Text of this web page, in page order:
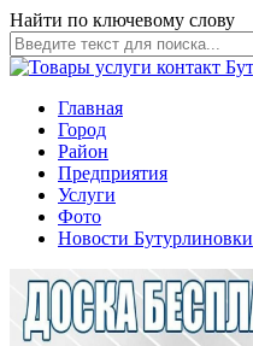
Найти по ключевому слову
Главная
Город
Район
Предприятия
Услуги
Фото
Новости Бутурлиновки